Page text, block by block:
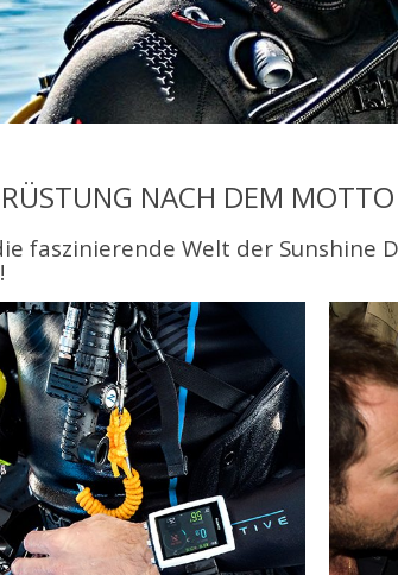
NACH DEM
faszinierende Welt der Sunshine